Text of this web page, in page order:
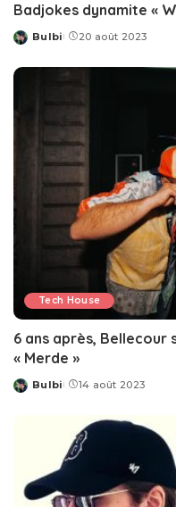
Badjokes dynamite «
Posted
Bulbi 20 août 2023
Tech House
6 ans après,
« Merde »
Posted
Bulbi 14 août 2023